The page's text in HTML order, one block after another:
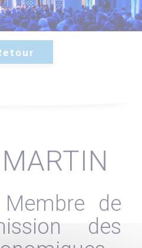
Membre de
des